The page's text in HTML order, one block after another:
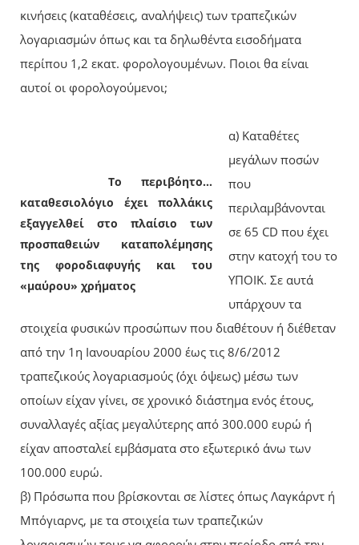
κινήσεις (καταθέσεις, αναλήψεις) των τραπεζικών
λογαριασμών όπως και τα δηλωθέντα εισοδήματα
περίπου 1,2 εκατ. φορολογουμένων. Ποιοι θα είναι
αυτοί οι φορολογούμενοι;
Το περιβόητο…
καταθεσιολόγιο έχει πολλάκις
εξαγγελθεί στο πλαίσιο των
προσπαθειών καταπολέμησης
της φοροδιαφυγής και του
«μαύρου» χρήματος​
α) Καταθέτες
μεγάλων ποσών
που
περιλαμβάνονται
σε 65 CD που έχει
στην κατοχή του το
ΥΠΟΙΚ. Σε αυτά
υπάρχουν τα
στοιχεία φυσικών προσώπων που διαθέτουν ή διέθεταν
από την 1η Ιανουαρίου 2000 έως τις 8/6/2012
τραπεζικούς λογαριασμούς (όχι όψεως) μέσω των
οποίων είχαν γίνει, σε χρονικό διάστημα ενός έτους,
συναλλαγές αξίας μεγαλύτερης από 300.000 ευρώ ή
είχαν αποσταλεί εμβάσματα στο εξωτερικό άνω των
100.000 ευρώ.
β) Πρόσωπα που βρίσκονται σε λίστες όπως Λαγκάρντ ή
Μπόγιαρνς, με τα στοιχεία των τραπεζικών